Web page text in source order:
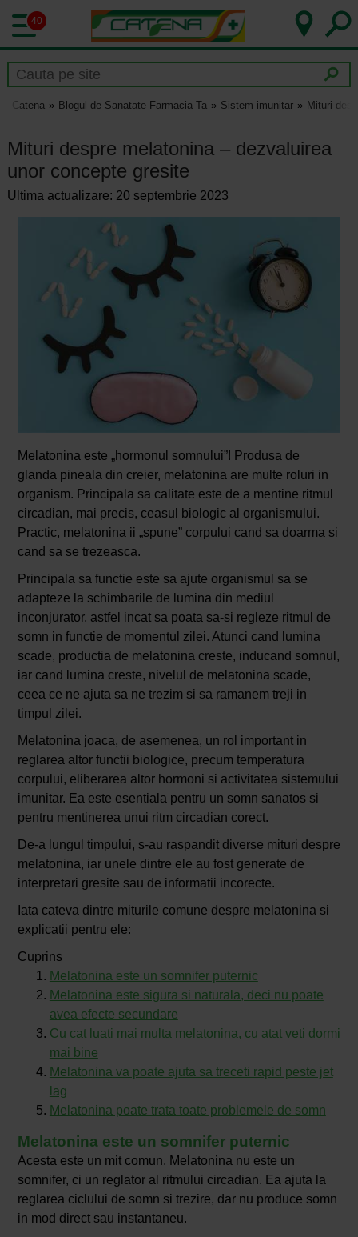
40
Catena Blogul de Sanatate Farmacia Ta Sistem imunitar Mituri
Mituri despre melatonina – dezvaluirea
unor concepte gresite
Ultima actualizare: 20 septembrie 2023
Melatonina este „hormonul somnului”! Produsa de
glanda pineala din creier, melatonina are multe roluri in
organism. Principala sa calitate este de a mentine ritmul
circadian, mai precis, ceasul biologic al organismului.
Practic, melatonina ii „spune” corpului cand sa doarma si
cand sa se trezeasca.
Principala sa functie este sa ajute organismul sa se
adapteze la schimbarile de lumina din mediul
inconjurator, astfel incat sa poata sa-si regleze ritmul de
somn in functie de momentul zilei. Atunci cand lumina
scade, productia de melatonina creste, inducand somnul,
iar cand lumina creste, nivelul de melatonina scade,
ceea ce ne ajuta sa ne trezim si sa ramanem treji in
timpul zilei.
Melatonina joaca, de asemenea, un rol important in
reglarea altor functii biologice, precum temperatura
corpului, eliberarea altor hormoni si activitatea sistemului
imunitar. Ea este esentiala pentru un somn sanatos si
pentru mentinerea unui ritm circadian corect.
De-a lungul timpului, s-au raspandit diverse mituri despre
melatonina, iar unele dintre ele au fost generate de
interpretari gresite sau de informatii incorecte.
Iata cateva dintre miturile comune despre melatonina si
explicatii pentru ele:
Cuprins
Melatonina este un somnifer puternic
Melatonina este sigura si naturala, deci nu poate
avea efecte secundare
Cu cat luati mai multa melatonina, cu atat veti dormi
mai bine
Melatonina va poate ajuta sa treceti rapid peste jet
lag
Melatonina poate trata toate problemele de somn
Melatonina este un somnifer puternic
Acesta este un mit comun. Melatonina nu este un
somnifer, ci un reglator al ritmului circadian. Ea ajuta la
reglarea ciclului de somn si trezire, dar nu produce somn
in mod direct sau instantaneu.